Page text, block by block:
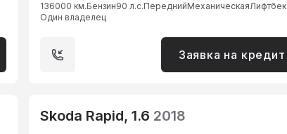
136000 км.Бензин90 л.с.ПереднийМеханическаяЛифтбек
Один владелец
Заявка на кредит
Skoda Rapid, 1.6 2018